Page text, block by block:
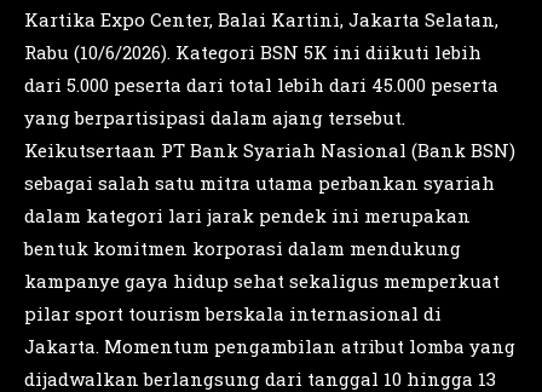
Kartika Expo Center, Balai Kartini, Jakarta Selatan,
Rabu (10/6/2026). Kategori BSN 5K ini diikuti lebih
dari 5.000 peserta dari total lebih dari 45.000 peserta
yang berpartisipasi dalam ajang tersebut.
Keikutsertaan PT Bank Syariah Nasional (Bank BSN)
sebagai salah satu mitra utama perbankan syariah
dalam kategori lari jarak pendek ini merupakan
bentuk komitmen korporasi dalam mendukung
kampanye gaya hidup sehat sekaligus memperkuat
pilar sport tourism berskala internasional di
Jakarta. Momentum pengambilan atribut lomba yang
dijadwalkan berlangsung dari tanggal 10 hingga 13